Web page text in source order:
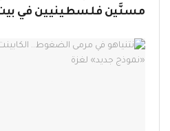
مسنَّين فلسطينيين في بيت